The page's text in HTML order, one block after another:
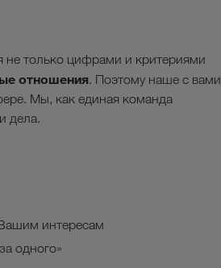
не только цифрами и критериями
отношения. Поэтому наше с вами
Мы, как единая команда
дела.
интересам
одного»